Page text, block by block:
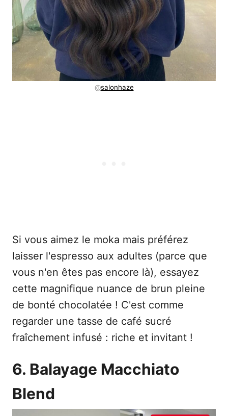
@salonhaze
Si vous aimez le moka mais préférez
laisser l'espresso aux adultes (parce que
vous n'en êtes pas encore là), essayez
cette magnifique nuance de brun pleine
de bonté chocolatée ! C'est comme
regarder une tasse de café sucré
fraîchement infusé : riche et invitant !
6. Balayage Macchiato
Blend